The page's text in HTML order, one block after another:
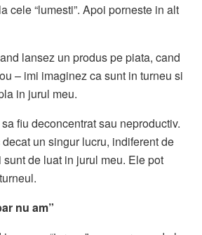
cele “lumesti”. Apoi porneste in alt
lansez un produs pe piata, cand
– imi imaginez ca sunt in turneu si
in jurul meu.
fiu deconcentrat sau neproductiv.
un singur lucru, indiferent de
de luat in jurul meu. Ele pot
nu am”